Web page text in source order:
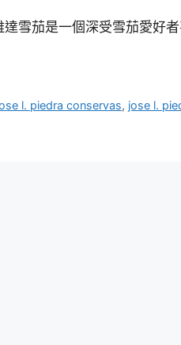
雪茄是一個深受雪茄愛好
l. piedra conservas, jose l.